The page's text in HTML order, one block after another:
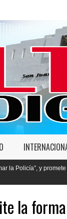
impunidad ante
la